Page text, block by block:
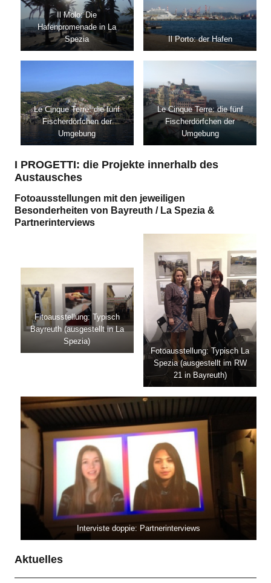
Il Molo: Die
Hafenpromenade in La
Spezia
Il Porto: der Hafen
Le Cinque Terre: die fünf
Fischerdörfchen der
Umgebung
Le Cinque Terre: die fünf
Fischerdörfchen der
Umgebung
I PROGETTI: die Projekte innerhalb des
Austausches
Fotoausstellungen mit den jeweiligen
Besonderheiten von Bayreuth / La Spezia &
Partnerinterviews
Fitoausstellung: Typisch
Bayreuth (ausgestellt in La
Spezia)
Fotoausstellung: Typisch La
Spezia (ausgestellt im RW
21 in Bayreuth)
Interviste doppie: Partnerinterviews
Aktuelles